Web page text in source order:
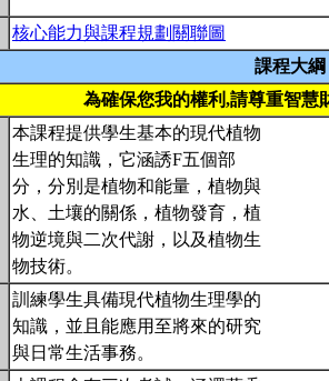
核心能力與課程規劃關聯圖
課程大綱
為確保您我的權利,請尊重智慧
本課程提供學生基本的現代植物
生理的知識，它涵誘F五個部
分，分別是植物和能量，植物與
水、土壤的關係，植物發育，植
物逆境與二次代謝，以及植物生
物技術。
訓練學生具備現代植物生理學的
知識，並且能應用至將來的研究
與日常生活事務。